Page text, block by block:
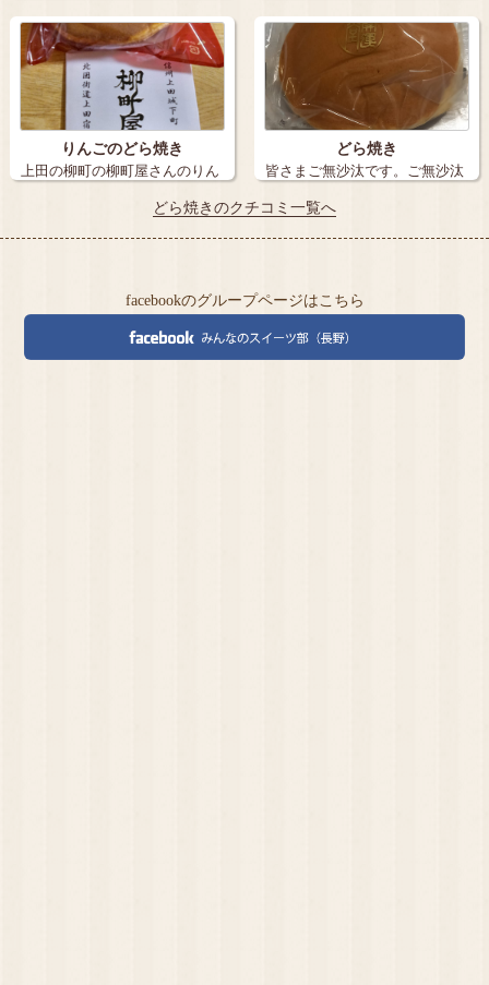
子 和のどら焼…
りんごのどら焼き
上田の柳町の柳町屋さんのりん
どら焼き
皆さまご無沙汰です。ご無沙汰
ので今日は2…
どら焼きのクチコミ一覧へ
facebookのグループページはこちら